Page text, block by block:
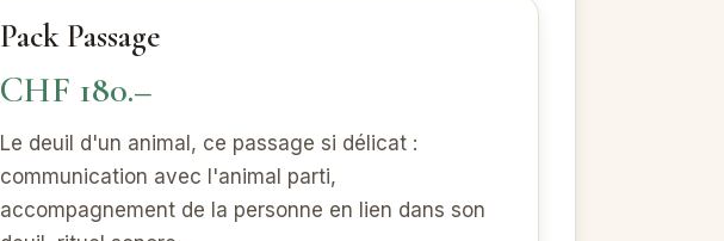
Pack Passage
CHF 180.–
Le deuil d'un animal, ce passage si délicat :
communication avec l'animal parti,
accompagnement de la personne en lien dans son